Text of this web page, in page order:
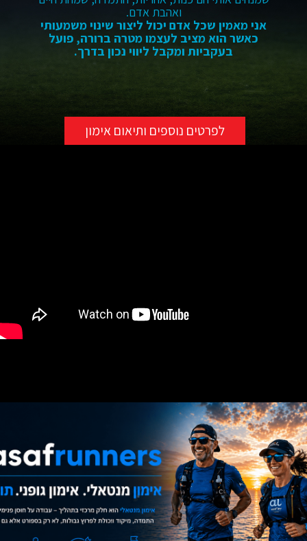
ואהבת אדם.
אני מאמין שכל אדם יכול ליצור שינוי משמעותי
כאשר הוא מציב לעצמו מטרה ברורה, פועל
בעקביות ומקבל ליווי נכון בדרך.
לפרטים נוספים ותיאום אימון